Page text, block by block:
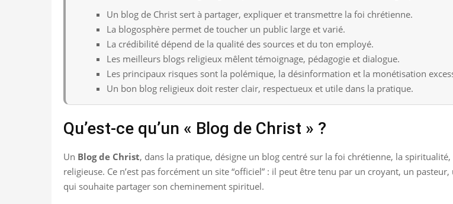
Un blog de Christ sert à partager, expliquer et transmettre la foi chrétienne.
La blogosphère permet de toucher un public large et varié.
La crédibilité dépend de la qualité des sources et du ton employé.
Les meilleurs blogs religieux mêlent témoignage, pédagogie et dialogue.
Les principaux risques sont la polémique, la désinformation et la monétisation
Un bon blog religieux doit rester clair, respectueux et utile dans la pratique.
Qu’est-ce qu’un « Blog de Christ » ?
Un Blog de Christ, dans la pratique, désigne un blog centré sur la foi chrétienne, la
religieuse. Ce n’est pas forcément un site “officiel” : il peut être tenu par un croyant, un
qui souhaite partager son cheminement spirituel.